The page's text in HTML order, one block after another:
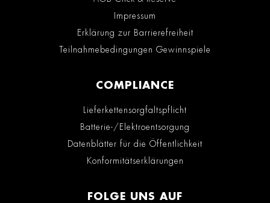
Impressum
Erklärung zur Barrierefreiheit
Teilnahmebedingungen Gewinnspiele
COMPLIANCE
Lieferkettensorgfaltspflicht
Batterie-/Elektroentsorgung
Datenblätter für die Öffentlichkeit
Konformitätserklärungen
FOLGE UNS AUF